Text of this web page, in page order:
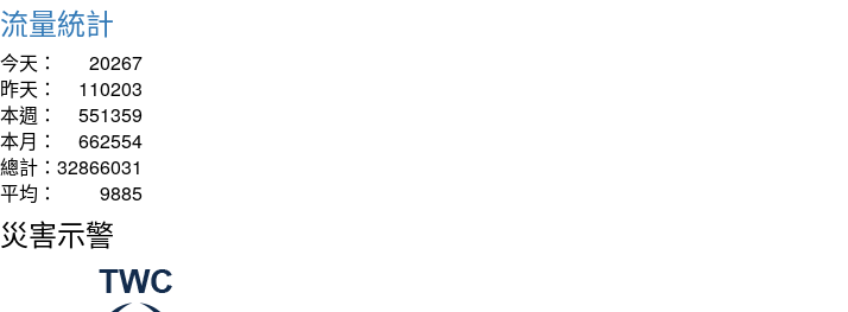
流量統計
今天：
20267
昨天：
110203
本週：
551359
本月：
662554
總計： 32866031
平均：
9885
災害示警